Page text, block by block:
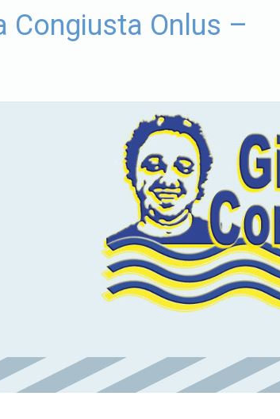
Congiusta Onlus –